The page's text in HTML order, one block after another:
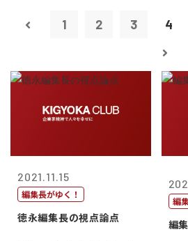
1 2 3 4
2021.11.15
編集長がゆく！
徳永編集長の視点論点
編
編